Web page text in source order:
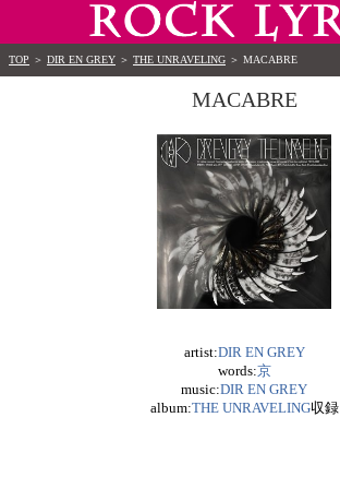
TOP ＞ DIR EN GREY ＞ THE UNRAVELING ＞ MACABRE
MACABRE
artist:DIR EN GREY
words:京
music:DIR EN GREY
album:THE UNRAVELING収録